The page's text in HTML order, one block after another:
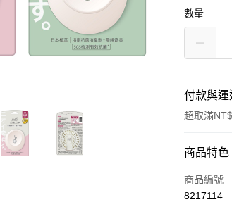
數量
付款與運
超取滿
付款方式
信用卡一次
商品特色
商品編號
8217114